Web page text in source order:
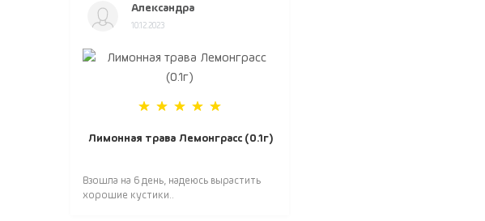
Александра
10.12.2023
Лимонная трава Лемонграсс (0.1г)
Взошла на 6 день, надеюсь вырастить
хорошие кустики..